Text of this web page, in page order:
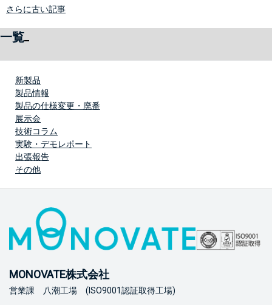
さらに古い記事
一覧
新製品
製品情報
製品の仕様変更・廃番
展示会
技術コラム
実験・デモレポート
出張報告
その他
MONOVATE株式会社
営業課 八潮工場 (ISO9001認証取得工場)